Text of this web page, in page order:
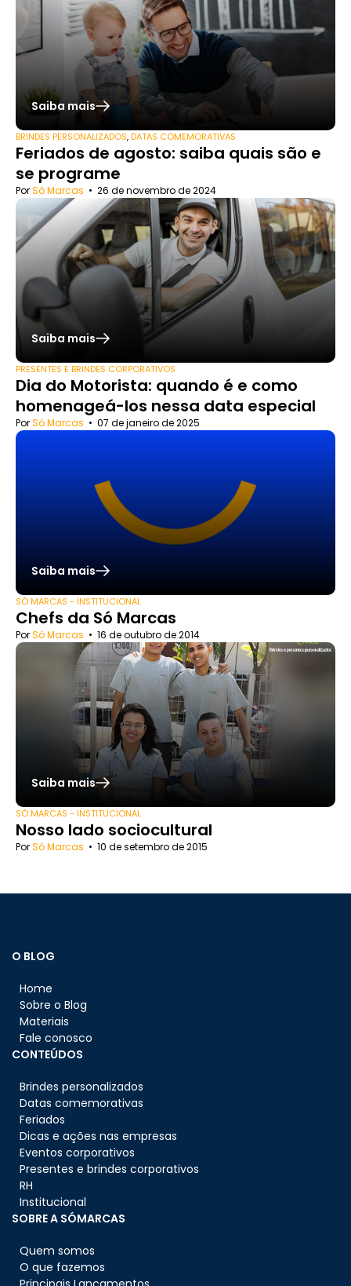
Saiba mais
BRINDES PERSONALIZADOS,DATAS COMEMORATIVAS
Feriados de agosto: saiba quais são e
se programe
PorSó Marcas • 26 de novembro de 2024
Saiba mais
PRESENTES E BRINDES CORPORATIVOS
Dia do Motorista: quando é e como
homenageá-los nessa data especial
PorSó Marcas • 07 de janeiro de 2025
Saiba mais
SÓ MARCAS - INSTITUCIONAL
Chefs da Só Marcas
PorSó Marcas • 16 de outubro de 2014
Saiba mais
SÓ MARCAS - INSTITUCIONAL
Nosso lado sociocultural
PorSó Marcas • 10 de setembro de 2015
O BLOG
Home
Sobre o Blog
Materiais
Fale conosco
CONTEÚDOS
Brindes personalizados
Datas comemorativas
Feriados
Dicas e ações nas empresas
Eventos corporativos
Presentes e brindes corporativos
RH
Institucional
SOBRE A SÓMARCAS
Quem somos
O que fazemos